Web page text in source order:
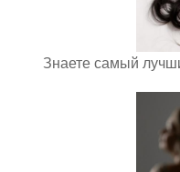
Знаете самый